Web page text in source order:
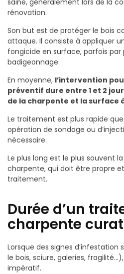
saine, généralement lors de la
rénovation.
Son but est de protéger le bois
attaque. Il consiste à appliquer
fongicide en surface, parfois par
badigeonnage.
En moyenne, l’intervention
préventif dure entre 1 et 2
de la charpente et la surface
Le traitement est plus rapide
opération de sondage ou
nécessaire.
Le plus long est le plus souvent
charpente, qui doit être propre
traitement.
Durée d’un
charpente
Lorsque des signes
le bois, sciure, galeries,
impératif.